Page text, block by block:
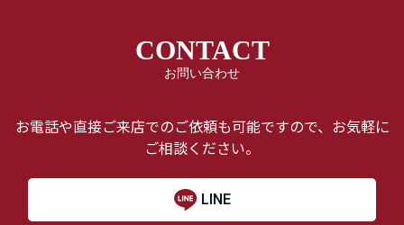
CONTACT
お問い合わせ
お電話や直接ご来店でのご依頼も可能ですので、お気軽に
ご相談ください。
LINE